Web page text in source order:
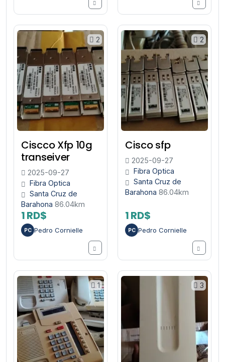
2
Ciscco Xfp 10g
transeiver
2025-09-27
Fibra Optica
Santa Cruz de
Barahona 86.04km
1 RD$
PC Pedro Cornielle
2
Cisco sfp
2025-09-27
Fibra Optica
Santa Cruz de
Barahona 86.04km
1 RD$
PC Pedro Cornielle
1 3